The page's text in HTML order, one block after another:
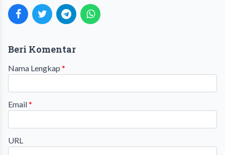
Beri Komentar
Nama Lengkap *
Email*
URL